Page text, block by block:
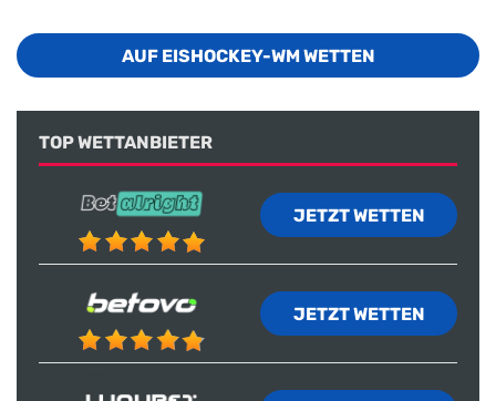
AUF EISHOCKEY-WM WETTEN
TOP WETTANBIETER
JETZT WETTEN
JETZT WETTEN